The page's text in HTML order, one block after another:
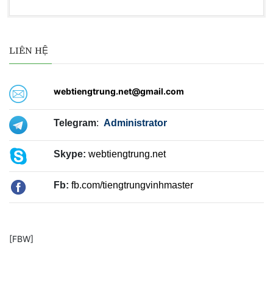
LIÊN HỆ
webtiengtrung.net@gmail.com
Telegram: Administrator
Skype: webtiengtrung.net
Fb: fb.com/tiengtrungvinhmaster
[FBW]